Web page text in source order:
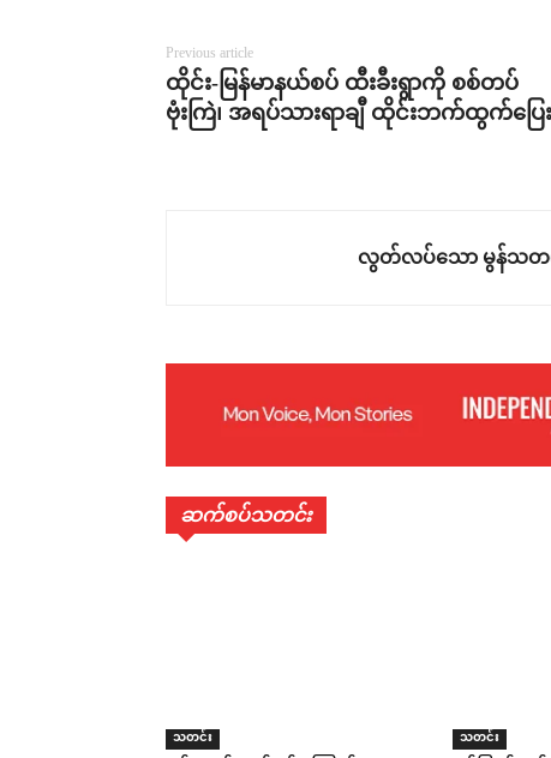
Previous article
ထိုင်း-မြန်မာနယ်စပ် ထီးခီးရွာကို စစ်တပ်
ဗုံးကြဲ၊ အရပ်သားရာချီ ထိုင်းဘက်ထွက်ပြေး
လွတ်လပ်သော မွန်သတင်
ဆက်စပ်သတင်း
သတင်း သတင်း